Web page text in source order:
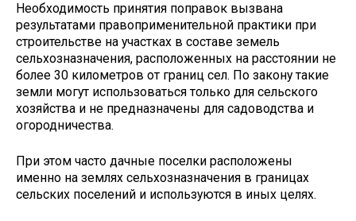
Необходимость принятия поправок вызвана
результатами правоприменительной практики при
строительстве на участках в составе земель
сельхозназначения, расположенных на расстоянии не
более 30 километров от границ сел. По закону такие
земли могут использоваться только для сельского
хозяйства и не предназначены для садоводства и
огородничества.
При этом часто дачные поселки расположены
именно на землях сельхозназначения в границах
сельских поселений и используются в иных целях.